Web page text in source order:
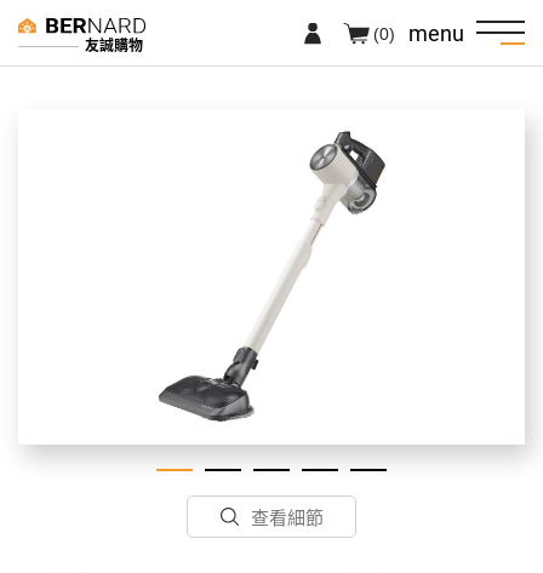
友誠購物 menu
(0)
查看細節